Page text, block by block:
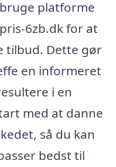
platforme
6zb.dk for at
tilbud. Dette gør
en informeret
i en
med at danne
så du kan
bedst til